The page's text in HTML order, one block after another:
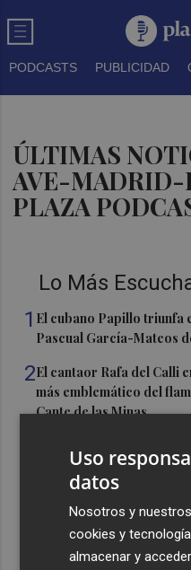
PODCASTS PUBLICIDAD
ÚLTIMAS
AVE-MADRID-
PLAZA
Lo Más
1 El cubano Papillo triunfa
Pascual García-Mateos
2El cantaor Rafa del Calli
más emblemático del
Cante de las Minas
con una victoria contra
Kiat Lim preside por
Uso
datos
Nosotros y
cookies y
almacenar y